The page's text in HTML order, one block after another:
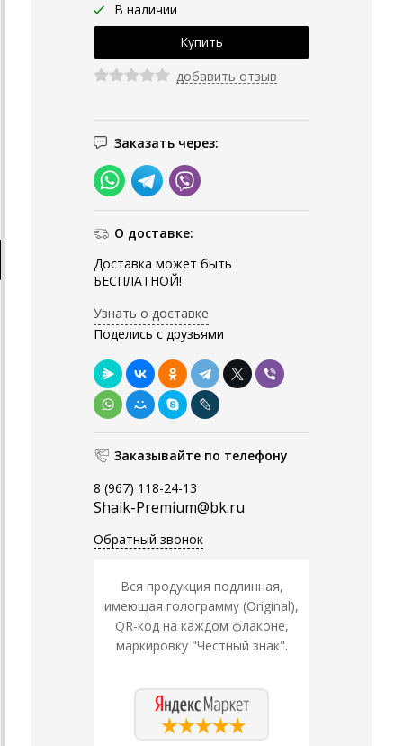
В наличии
добавить отзыв
Заказать через:
О доставке:
Доставка может быть
БЕСПЛАТНОЙ!
Узнать о доставке
Поделись с друзьями
Заказывайте по телефону
8 (967) 118-24-13
Shaik-Premium@bk.ru
Обратный звонок
Вся продукция подлинная,
имеющая голограмму (Original),
QR-код на каждом флаконе,
маркировку "Честный знак".